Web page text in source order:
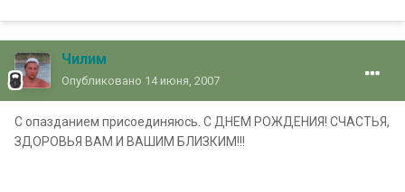
Чилим
Опубликовано 14 июня, 2007
С опазданием присоединяюсь. С ДНЕМ РОЖДЕНИЯ! СЧАСТЬЯ,
ЗДОРОВЬЯ ВАМ И ВАШИМ БЛИЗКИМ!!!